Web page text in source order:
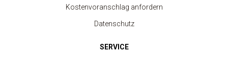
Kostenvoranschlag anfordern
Datenschutz
SERVICE